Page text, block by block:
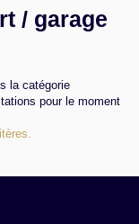
/ garage
la catégorie
pour le moment